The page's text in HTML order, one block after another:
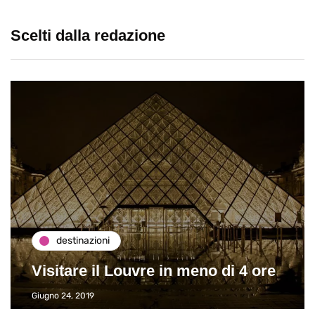
Scelti dalla redazione
destinazioni
Visitare il Louvre in meno di 4 ore
Giugno 24, 2019